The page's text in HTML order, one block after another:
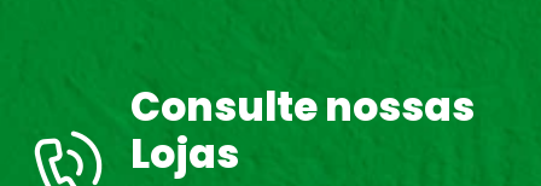
Consulte nossas
Lojas